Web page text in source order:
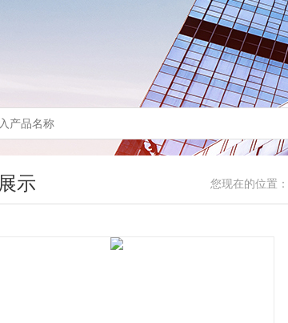
示 您现在的位置：